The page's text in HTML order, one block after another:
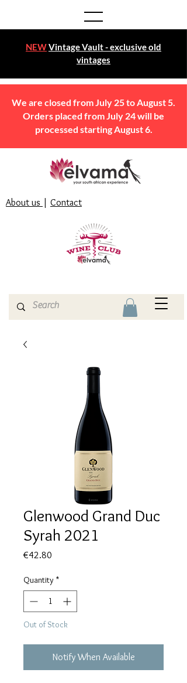
NEWVintage Vault - exclusive old
vintages
About us | Contact
We are closed from July 25 to August 5.
Orders placed from July 24 will be
processed starting August 6.
Glenwood Grand Duc
Syrah 2021
€42.80
Quantity *
Out of Stock
Notify When Available